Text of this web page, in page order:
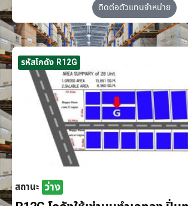
ติดต่อตัวแทนจำหน่าย
รหัสโกดัง R12G
สถานะ ว่าง